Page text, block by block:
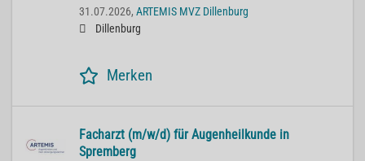
31.07.2026, ARTEMIS MVZ Dillenburg
Dillenburg
Merken
Facharzt (m/w/d) für Augenheilkunde in
Spremberg